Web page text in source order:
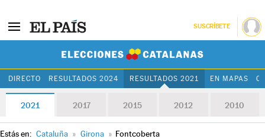
SUSCRÍBETE
DIRECTO RESULTADOS 2024 RESULTADOS 2021 EN MAPAS
2021 2017 2015 2012 2010
Estás en: Cataluña » Girona » Fontcoberta